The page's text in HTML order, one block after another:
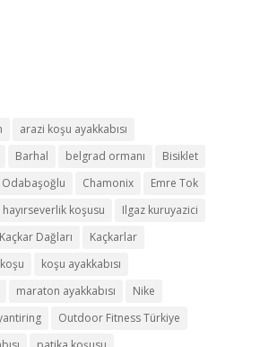
arazi koşu ayakkabısı
Barhal belgrad ormanı
Bisiklet
Odabaşoğlu Chamonix
Emre Tok
hayırseverlik koşusu
Ilgaz kuruyazici
Kaçkar Dağları
Kaçkarlar
koşu
koşu ayakkabısı
maraton ayakkabısı
Nike
Outdoor Fitness Türkiye